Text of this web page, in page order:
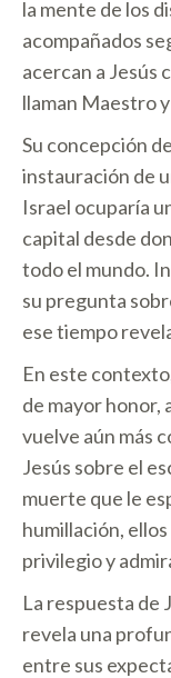
la mente de los
acompañados
acercan a Jesús
llaman Maestro
Su concepción
instauración de
Israel ocuparía
capital desde
todo el mundo.
su pregunta
ese tiempo
En este
de mayor honor,
vuelve aún más
Jesús sobre el
muerte que le
humillación,
privilegio y
La respuesta de
revela una
entre sus